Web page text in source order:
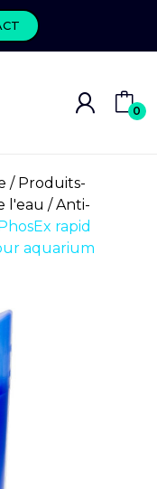
0
Produits-
l'eau
Anti-
rapid
aquarium